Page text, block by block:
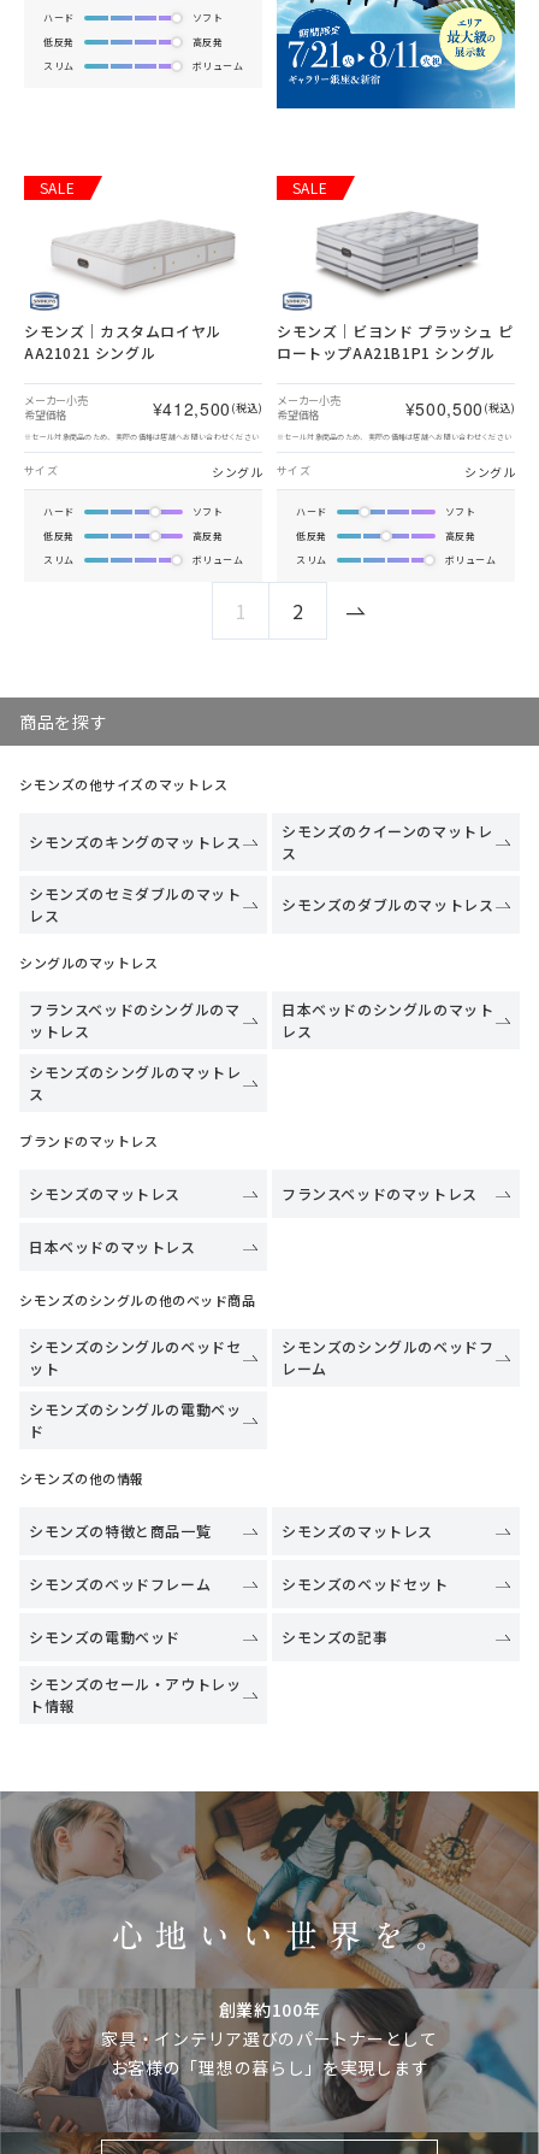
ハード
ソフト
低反発
高反発
スリム
ボリューム
SALE
シモンズ｜カスタムロイヤル
AA21021 シングル
メーカー小売
希望価格
¥412,500 (税込)
※セール対象商品のため、実際の価格は店舗へお問い合わせください
サイズ シングル
ハード
ソフト
低反発
高反発
スリム
ボリューム
SALE
シモンズ｜ビヨンド プラッシュ ピ
ロートップAA21B1P1 シングル
メーカー小売
希望価格
¥500,500 (税込)
※セール対象商品のため、実際の価格は店舗へお問い合わせください
サイズ シングル
ハード
ソフト
低反発
高反発
スリム
ボリューム
1 2
商品を探す
シモンズの他サイズのマットレス
シモンズのキングのマットレス
シモンズのクイーンのマットレ
ス
シモンズのセミダブルのマット
レス
シモンズのダブルのマットレス
シングルのマットレス
フランスベッドのシングルのマ
ットレス
日本ベッドのシングルのマット
レス
シモンズのシングルのマットレ
ス
ブランドのマットレス
シモンズのマットレス フランスベッドのマットレス
日本ベッドのマットレス
シモンズのシングルの他のベッド商品
シモンズのシングルのベッドセ
ット
シモンズのシングルのベッドフ
レーム
シモンズのシングルの電動ベッ
ド
シモンズの他の情報
シモンズの特徴と商品一覧 シモンズのマットレス
シモンズのベッドフレーム シモンズのベッドセット
シモンズの電動ベッド シモンズの記事
シモンズのセール・アウトレッ
ト情報
創業約100年
家具・インテリア選びのパートナーとして
お客様の「理想の暮らし」を実現します